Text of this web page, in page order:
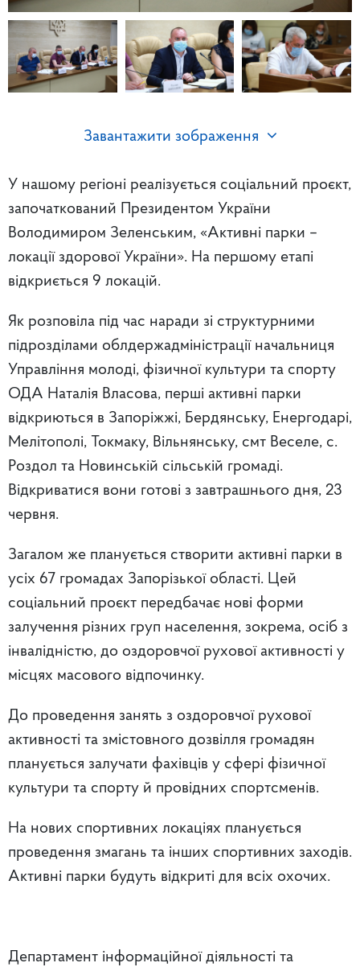
Завантажити зображення
У нашому регіоні реалізується соціальний проєкт,
започаткований Президентом України
Володимиром Зеленським, «Активні парки –
локації здорової України». На першому етапі
відкриється 9 локацій.
Як розповіла під час наради зі структурними
підрозділами облдержадміністрації начальниця
Управління молоді, фізичної культури та спорту
ОДА Наталія Власова, перші активні парки
відкриються в Запоріжжі, Бердянську, Енергодарі,
Мелітополі, Токмаку, Вільнянську, смт Веселе, с.
Роздол та Новинській сільській громаді.
Відкриватися вони готові з завтрашнього дня, 23
червня.
Загалом же планується створити активні парки в
усіх 67 громадах Запорізької області. Цей
соціальний проєкт передбачає нові форми
залучення різних груп населення, зокрема, осіб з
інвалідністю, до оздоровчої рухової активності у
місцях масового відпочинку.
До проведення занять з оздоровчої рухової
активності та змістовного дозвілля громадян
планується залучати фахівців у сфері фізичної
культури та спорту й провідних спортсменів.
На нових спортивних локаціях планується
проведення змагань та інших спортивних заходів.
Активні парки будуть відкриті для всіх охочих.
Департамент інформаційної діяльності та